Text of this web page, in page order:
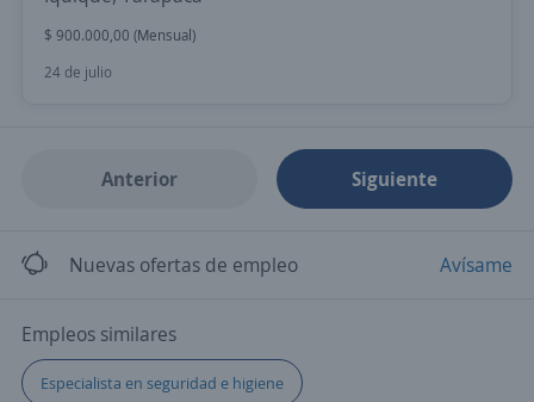
$ 900.000,00 (Mensual)
24 de julio
Anterior Siguiente
Nuevas ofertas de empleo Avísame
Empleos similares
Especialista en seguridad e higiene